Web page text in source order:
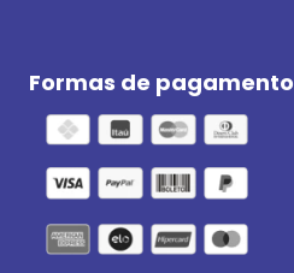
Formas de pagamento